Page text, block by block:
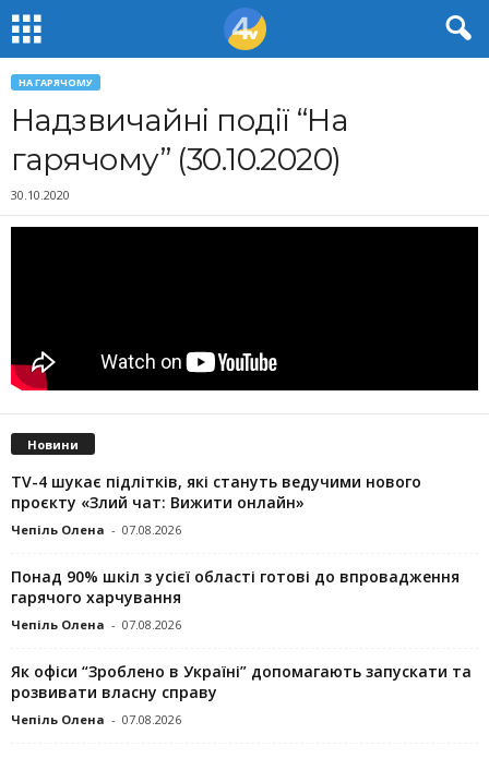
НА ГАРЯЧОМУ
Надзвичайні події “На
гарячому” (30.10.2020)
30.10.2020
Новини
TV-4 шукає підлітків, які стануть ведучими нового
проєкту «Злий чат: Вижити онлайн»
Чепіль Олена - 07.08.2026
Понад 90% шкіл з усієї області готові до впровадження
гарячого харчування
Чепіль Олена - 07.08.2026
Як офіси “Зроблено в Україні” допомагають запускaти та
розвивати власну справу
Чепіль Олена - 07.08.2026